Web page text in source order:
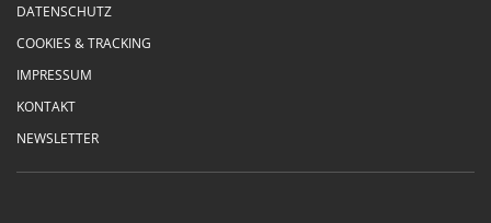
DATENSCHUTZ
COOKIES & TRACKING
IMPRESSUM
KONTAKT
NEWSLETTER